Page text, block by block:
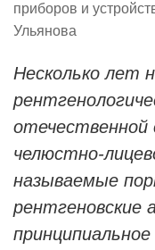
приборов и
Ульянова
Несколько лет
челюстно-
называемые
рентгеновские